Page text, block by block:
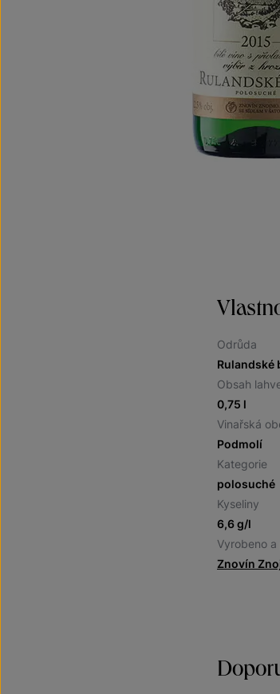
Odrůda
Rulandské
Obsah
0,75 l
Vinařská
Podmolí
Kategorie
polosuché
Kyseliny
6,6 g/l
Vyrobeno a
Znovín